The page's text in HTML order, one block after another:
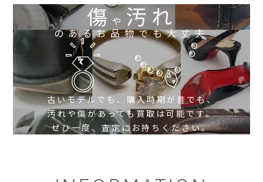
傷や 汚れ
のあるお品物でも大丈夫
古いモデルでも、購入時期が昔でも、
汚れや傷があっても買取は可能です。
ぜひ一度、査定にお持ちください。